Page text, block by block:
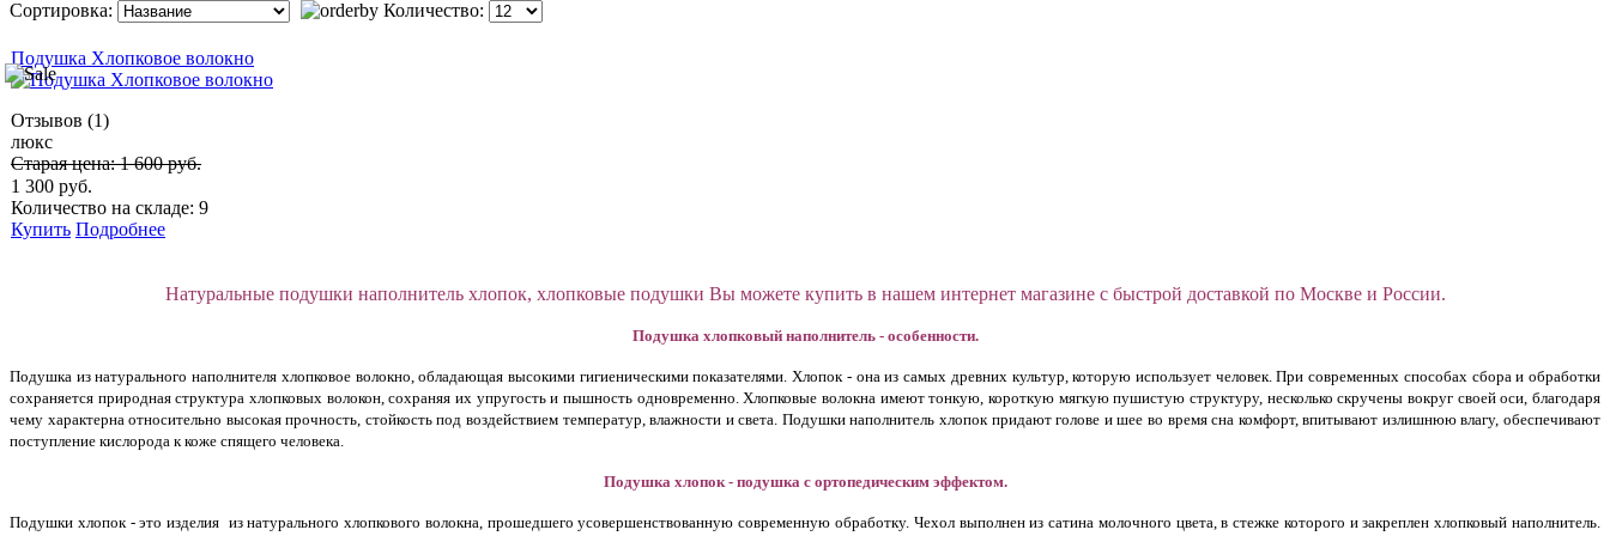
Сортировка:
Количество:
Подушка Хлопковое волокно
Отзывов (1)
люкс
Старая цена:1 600 руб.
1 300 руб.
Количество на складе: 9
Купить Подробнее
Натуральные подушки наполнитель хлопок, хлопковые подушки Вы можете купить в нашем интернет магазине с быстрой доставкой по Москве и России.
Подушка хлопковый наполнитель - особенности.
Подушка из натурального наполнителя хлопковое волокно, обладающая высокими гигиеническими показателями. Хлопок - она из самых древних культур, которую использует человек. При современных способах сбора и обработки
сохраняется природная структура хлопковых волокон, сохраняя их упругость и пышность одновременно. Хлопковые волокна имеют тонкую, короткую мягкую пушистую структуру, несколько скручены вокруг своей оси, благодаря
чему характерна относительно высокая прочность, стойкость под воздействием температур, влажности и света. Подушки наполнитель хлопок придают голове и шее во время сна комфорт, впитывают излишнюю влагу, обеспечивают
поступление кислорода к коже спящего человека.
Подушка хлопок - подушка с ортопедическим эффектом.
Подушки хлопок - это изделия из натурального хлопкового волокна, прошедшего усовершенствованную современную обработку. Чехол выполнен из сатина молочного цвета, в стежке которого и закреплен хлопковый наполнитель.